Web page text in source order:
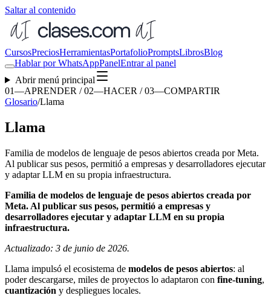
Saltar al contenido
CursosPreciosHerramientasPortafolioPromptsLibrosBlog
Hablar por WhatsAppPanelEntrar al panel
Abrir menú principal
01—APRENDER / 02—HACER / 03—COMPARTIR
Glosario/Llama
Llama
Familia de modelos de lenguaje de pesos abiertos creada por Meta.
Al publicar sus pesos, permitió a empresas y desarrolladores ejecutar
y adaptar LLM en su propia infraestructura.
Familia de modelos de lenguaje de pesos abiertos creada por
Meta. Al publicar sus pesos, permitió a empresas y
desarrolladores ejecutar y adaptar LLM en su propia
infraestructura.
Actualizado: 3 de junio de 2026.
Llama impulsó el ecosistema de modelos de pesos abiertos: al
poder descargarse, miles de proyectos lo adaptaron con fine-tuning,
cuantización y despliegues locales.